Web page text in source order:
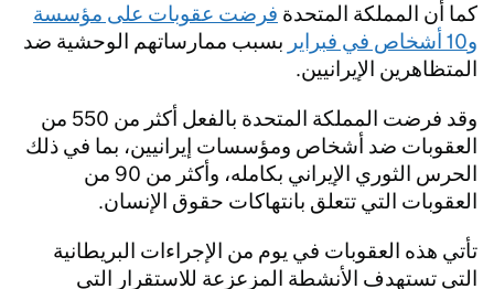
كما أن المملكة المتحدة فرضت عقوبات على مؤسسة
و10 أشخاص في فبراير
بسبب ممارساتهم الوحشية ضد
المتظاهرين الإيرانيين.
وقد فرضت المملكة المتحدة بالفعل أكثر من 550 من
العقوبات ضد أشخاص ومؤسسات إيرانيين، بما في ذلك
الحرس الثوري الإيراني بكامله، وأكثر من 90 من
العقوبات التي تتعلق بانتهاكات حقوق الإنسان.
تأتي هذه العقوبات في يوم من الإجراءات البريطانية
التي تستهدف الأنشطة المزعزعة للاستقرار التي